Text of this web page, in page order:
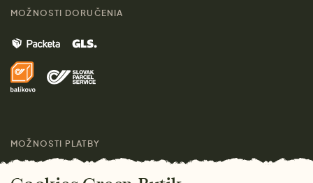
Kontakt
Značky
Pre médiá
Muži
Domov
Darčeky
Doprava a platba
MOŽNOSTI DORUČENIA
MOŽNOSTI PLATBY